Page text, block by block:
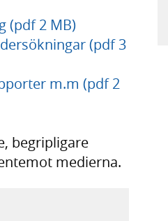
(pdf 2 MB)
(pdf 3
m.m (pdf 2
begripligare
medierna.